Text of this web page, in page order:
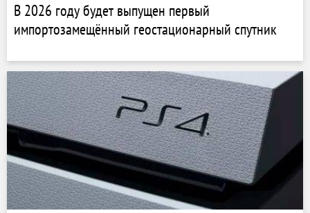
В 2026 году будет выпущен первый
импортозамещённый геостационарный спутник